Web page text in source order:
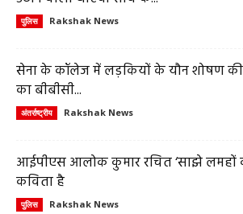
पुलिस Rakshak News
सेना के कॉलेज में लड़कियों के यौन शोषण
का बीबीसी...
अंतर्राष्ट्रीय Rakshak News
आईपीएस आलोक कुमार रचित ‘साझे लमहों
कविता है
पुलिस Rakshak News